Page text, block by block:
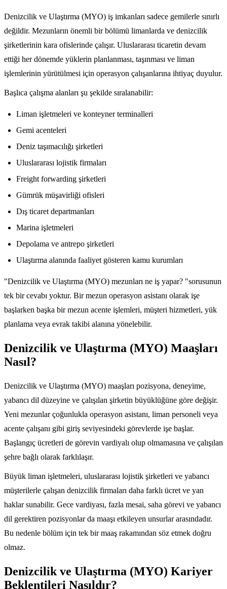
Denizcilik ve Ulaştırma (MYO) iş imkanları sadece gemilerle sınırlı
değildir. Mezunların önemli bir bölümü limanlarda ve denizcilik
şirketlerinin kara ofislerinde çalışır. Uluslararası ticaretin devam
ettiği her dönemde yüklerin planlanması, taşınması ve liman
işlemlerinin yürütülmesi için operasyon çalışanlarına ihtiyaç duyulur.
Başlıca çalışma alanları şu şekilde sıralanabilir:
Liman işletmeleri ve konteyner terminalleri
Gemi acenteleri
Deniz taşımacılığı şirketleri
Uluslararası lojistik firmaları
Freight forwarding şirketleri
Gümrük müşavirliği ofisleri
Dış ticaret departmanları
Marina işletmeleri
Depolama ve antrepo şirketleri
Ulaştırma alanında faaliyet gösteren kamu kurumları
"Denizcilik ve Ulaştırma (MYO) mezunları ne iş yapar? "sorusunun
tek bir cevabı yoktur. Bir mezun operasyon asistanı olarak işe
başlarken başka bir mezun acente işlemleri, müşteri hizmetleri, yük
planlama veya evrak takibi alanına yönelebilir.
Denizcilik ve Ulaştırma (MYO) Maaşları
Nasıl?
Denizcilik ve Ulaştırma (MYO) maaşları pozisyona, deneyime,
yabancı dil düzeyine ve çalışılan şirketin büyüklüğüne göre değişir.
Yeni mezunlar çoğunlukla operasyon asistanı, liman personeli veya
acente çalışanı gibi giriş seviyesindeki görevlerde işe başlar.
Başlangıç ücretleri de görevin vardiyalı olup olmamasına ve çalışılan
şehre bağlı olarak farklılaşır.
Büyük liman işletmeleri, uluslararası lojistik şirketleri ve yabancı
müşterilerle çalışan denizcilik firmaları daha farklı ücret ve yan
haklar sunabilir. Gece vardiyası, fazla mesai, saha görevi ve yabancı
dil gerektiren pozisyonlar da maaşı etkileyen unsurlar arasındadır.
Bu nedenle bölüm için tek bir maaş rakamından söz etmek doğru
olmaz.
Denizcilik ve Ulaştırma (MYO) Kariyer
Beklentileri Nasıldır?